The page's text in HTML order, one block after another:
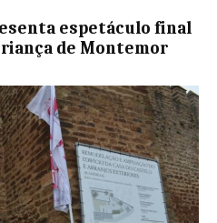
espetáculo final
de Montemor